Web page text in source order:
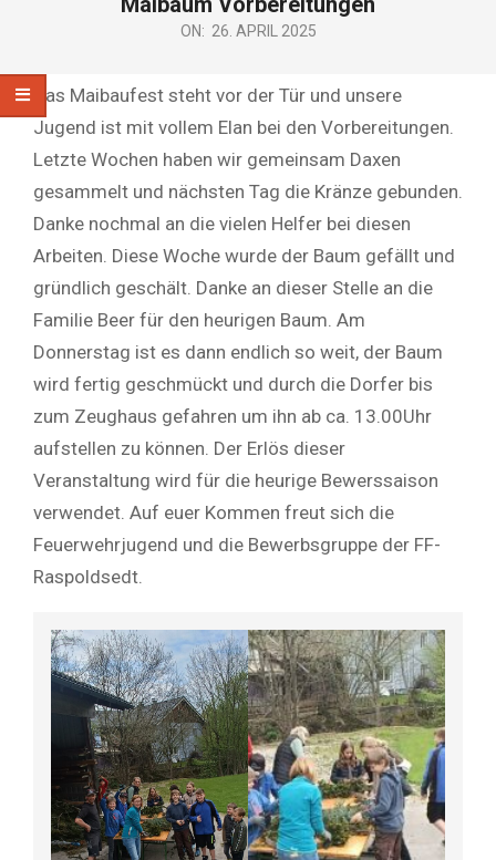
ON: 26. APRIL 2025
Das Maibaufest steht vor der Tür und unsere
Jugend ist mit vollem Elan bei den Vorbereitungen.
Letzte Wochen haben wir gemeinsam Daxen
gesammelt und nächsten Tag die Kränze gebunden.
Danke nochmal an die vielen Helfer bei diesen
Arbeiten. Diese Woche wurde der Baum gefällt und
gründlich geschält. Danke an dieser Stelle an die
Familie Beer für den heurigen Baum. Am
Donnerstag ist es dann endlich so weit, der Baum
wird fertig geschmückt und durch die Dorfer bis
zum Zeughaus gefahren um ihn ab ca. 13.00Uhr
aufstellen zu können. Der Erlös dieser
Veranstaltung wird für die heurige Bewerssaison
verwendet. Auf euer Kommen freut sich die
Feuerwehrjugend und die Bewerbsgruppe der FF-
Raspoldsedt.